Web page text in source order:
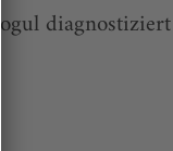
diagnostiziert